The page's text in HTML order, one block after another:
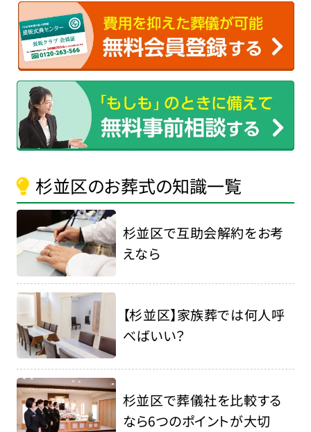
杉並区のお葬式の知識一覧
杉並区で互助会解約をお考
えなら
【杉並区】家族葬では何人呼
べばいい？
杉並区で葬儀社を比較する
なら6つのポイントが大切